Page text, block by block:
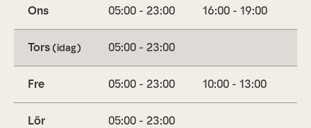
Ons 05:00 - 23:00 16:00 - 19:00
Tors(idag) 05:00 - 23:00
Fre 05:00 - 23:00 10:00 - 13:00
Lör 05:00 - 23:00